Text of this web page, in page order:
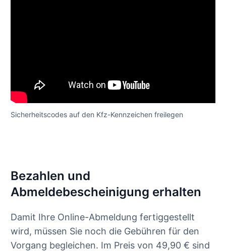
Sicherheitscodes auf den Kfz-Kennzeichen freilegen
Bezahlen und
Abmeldebescheinigung erhalten
Damit Ihre Online-Abmeldung fertiggestellt
wird, müssen Sie noch die Gebühren für den
Vorgang begleichen. Im Preis von 49,90 € sind